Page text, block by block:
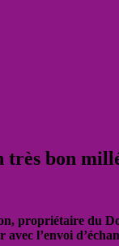
très bon
propriétaire du
l’envoi